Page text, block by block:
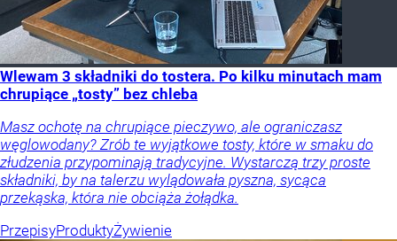
Wlewam 3 składniki do tostera. Po kilku minutach mam
chrupiące „tosty” bez chleba
Masz ochotę na chrupiące pieczywo, ale ograniczasz
węglowodany? Zrób te wyjątkowe tosty, które w smaku do
złudzenia przypominają tradycyjne. Wystarczą trzy proste
składniki, by na talerzu wylądowała pyszna, sycąca
przekąska, która nie obciąża żołądka.
PrzepisyProduktyŻywienie